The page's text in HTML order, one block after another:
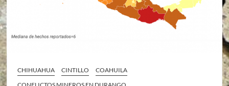
CHIHUAHUA CINTILLO
COAHUILA